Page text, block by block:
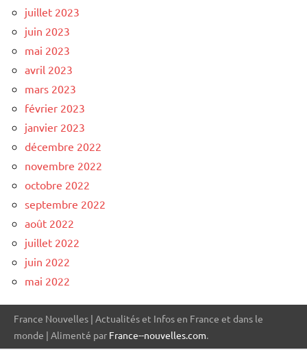
juillet 2023
juin 2023
mai 2023
avril 2023
mars 2023
février 2023
janvier 2023
décembre 2022
novembre 2022
octobre 2022
septembre 2022
août 2022
juillet 2022
juin 2022
mai 2022
France Nouvelles | Actualités et Infos en France et dans le
monde | Alimenté par France--nouvelles.com